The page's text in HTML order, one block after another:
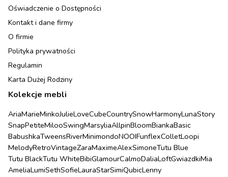
Oświadczenie o Dostępności
Kontakt i dane firmy
O firmie
Polityka prywatności
Regulamin
Karta Dużej Rodziny
Kolekcje mebli
AriaMarieMinkoJulieLoveCubeCountrySnowHarmonyLunaStory
SnapPetiteMilooSwingMarsyliaAllpinBloomBiankaBasic
BabushkaTweensRiverMinimondoNOOIFunflexColletLoopi
MelodyRetroVintageZaraMaximeAlexSimoneTutu Blue
Tutu BlackTutu WhiteBibiGlamourCalmoDaliaLoftGwiazdkiMia
AmeliaLumiSethSofieLauraStarSimiQubicLenny